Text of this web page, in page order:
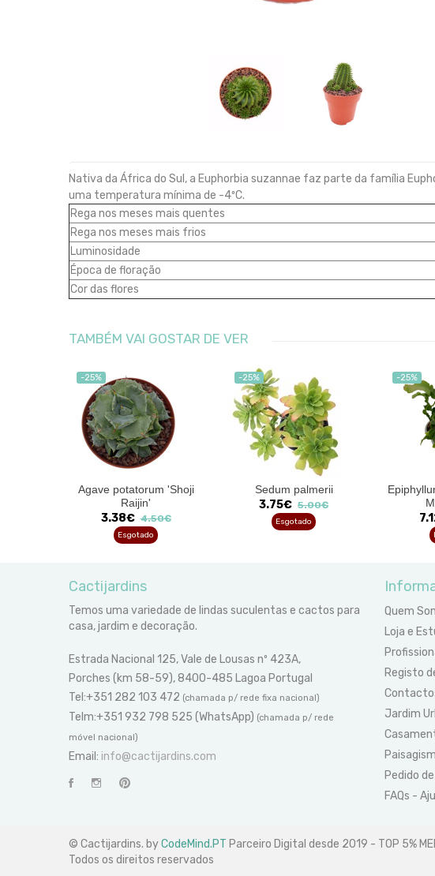
Nativa da África do Sul, a Euphorbia suzannae faz parte da família
uma temperatura mínima de -4ºC.
Rega nos meses mais quentes
Rega nos meses mais frios
Luminosidade
Época de floração
Cor das flores
TAMBÉM VAI GOSTAR DE VER
-25%
Agave potatorum 'Shoji
Raijin'
3.38€ 4.50€
Esgotado
-25%
Sedum palmerii
3.75€ 5.00€
Esgotado
-25%
Cactijardins
Temos uma variedade de lindas suculentas e cactos para
casa, jardim e decoração.
Estrada Nacional 125, Vale de Lousas nº 423A,
Porches (km 58-59), 8400-485 Lagoa Portugal
Tel:+351 282 103 472 (chamada p/ rede fixa nacional)
Telm:+351 932 798 525 (WhatsApp) (chamada p/ rede
móvel nacional)
Email: info@cactijardins.com
Quem
Loja e
Registo
Jardim
Pedido
FAQs -
© Cactijardins. byCodeMind.PT Parceiro Digital desde 2019 - TOP 5%
Todos os direitos reservados